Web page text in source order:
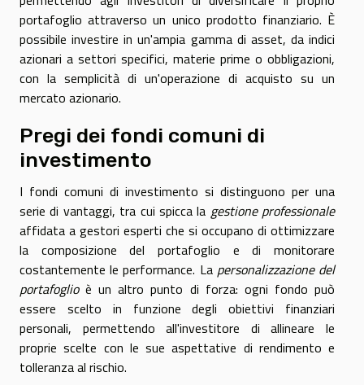
portafoglio attraverso un unico prodotto finanziario. È
possibile investire in un'ampia gamma di asset, da indici
azionari a settori specifici, materie prime o obbligazioni,
con la semplicità di un'operazione di acquisto su un
mercato azionario.
Pregi dei fondi comuni di
investimento
I fondi comuni di investimento si distinguono per una
serie di vantaggi, tra cui spicca la gestione professionale
affidata a gestori esperti che si occupano di ottimizzare
la composizione del portafoglio e di monitorare
costantemente le performance. La personalizzazione del
portafoglioè un altro punto di forza: ogni fondo può
essere scelto in funzione degli obiettivi finanziari
personali, permettendo all'investitore di allineare le
proprie scelte con le sue aspettative di rendimento e
tolleranza al rischio.